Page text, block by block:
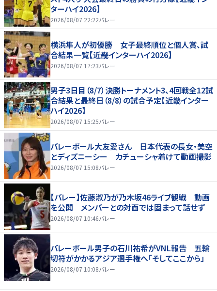
ターハイ2026】
2026/08/07 22:22バレー
横浜隼人が初優勝 女子最終順位と個人賞、試
合結果一覧【近畿インターハイ2026】
2026/08/07 17:23バレー
男子3日目（8/7）決勝トーナメント3、4回戦全12試
合結果と最終日（8/8）の試合予定【近畿インター
ハイ2026】
2026/08/07 15:25バレー
バレーボール大友愛さん 日本代表の長女・美空
とディズニーシー カチューシャ着けて動画撮影
2026/08/07 15:08バレー
【バレー】佐藤淑乃が乃木坂46ライブ観戦 動画
を公開 メンバーとの対面では固まって話せず
2026/08/07 10:46バレー
バレーボール男子の石川祐希がVNL報告 五輪
切符がかかるアジア選手権へ「そしてここから」
2026/08/07 10:08バレー